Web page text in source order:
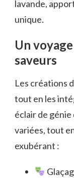
lavande,
unique.
Un
saveurs
Les créations
tout en les
éclair de
variées, tout
exubérant :